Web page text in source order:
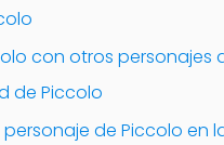
con otros personajes
de Piccolo
de Piccolo en